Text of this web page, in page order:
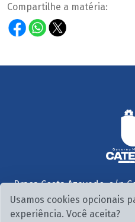
Compartilhe a matéria:
Praça Costa Azevedo, s/n
Seg. a Sex.
Usamos cookies opcionais
experiência. Você aceita?